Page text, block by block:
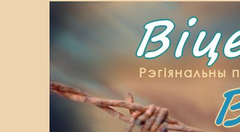
Рэгіянальны